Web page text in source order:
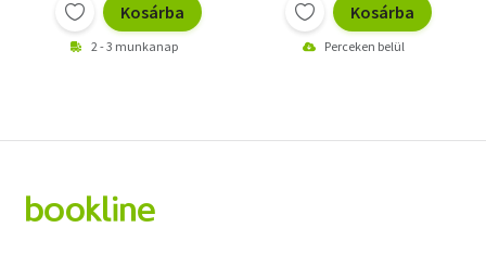
Kosárba
2 - 3 munkanap
Kosárba
Perceken belül